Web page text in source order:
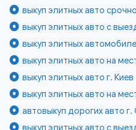
выкуп элитных авто
выкуп элитных авто с
выкуп элитных
выкуп элитных авто на
выкуп элитных авто г. Киев
выкуп элитных авто на
автовыкуп дорогих авто г.
выкуп элитных авто с